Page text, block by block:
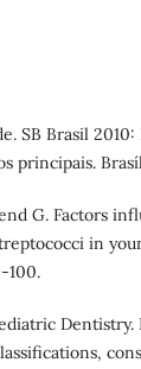
SB Brasil 2010:
principais.
G. Factors
in
100.
Dentistry.